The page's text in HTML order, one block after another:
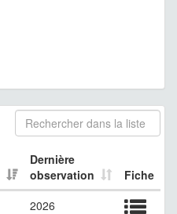
Dernière
observation
Fiche
2026